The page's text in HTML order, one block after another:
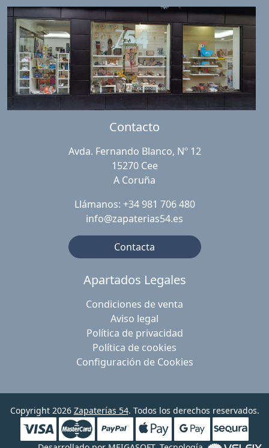
Contacto
Avda. Fernando Blanco, Nº 12
15270 Cee
A Coruña
Llámanos: +34 981 706 480
info@zapaterias54.es
Contacta
Apartados Legales
Condiciones de venta
Aviso legal
Política de privacidad
Política de cookies
Configuración de Cookies
Copyright 2026 Zapaterías 54. Todos los derechos reservados.